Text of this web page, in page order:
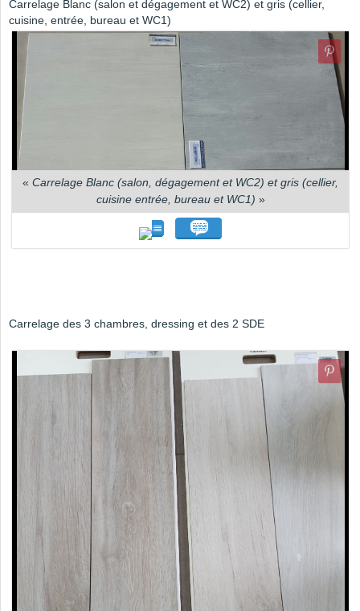
Carrelage Blanc (salon et dégagement et WC2) et gris (cellier,
cuisine, entrée, bureau et WC1)
« Carrelage Blanc (salon, dégagement et WC2) et gris (cellier,
cuisine entrée, bureau et WC1) »
Carrelage des 3 chambres, dressing et des 2 SDE